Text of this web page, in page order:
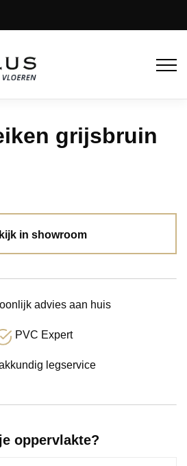
grijsbruin
in showroom
advies aan huis
PVC Expert
legservice
oppervlakte?